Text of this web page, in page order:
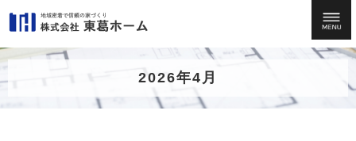
2026年4月